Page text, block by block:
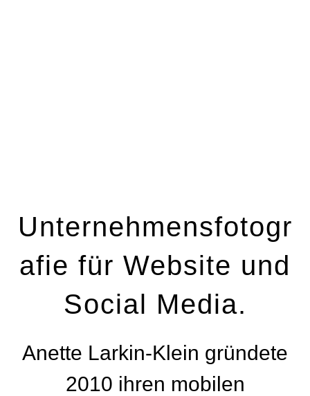
Unternehmensfotogr
afie für Website und
Social Media.
Anette Larkin-Klein gründete
2010 ihren mobilen